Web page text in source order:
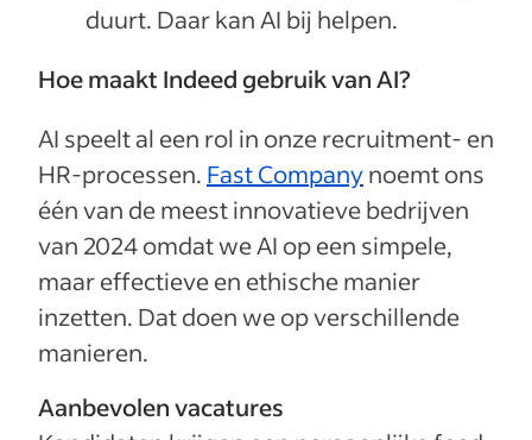
duurt. Daar kan AI bij helpen.
Hoe maakt Indeed gebruik van AI?
AI speelt al een rol in onze recruitment- en
HR-processen. Fast Companynoemt ons
één van de meest innovatieve bedrijven
van 2024 omdat we AI op een simpele,
maar effectieve en ethische manier
inzetten. Dat doen we op verschillende
manieren.
Aanbevolen vacatures